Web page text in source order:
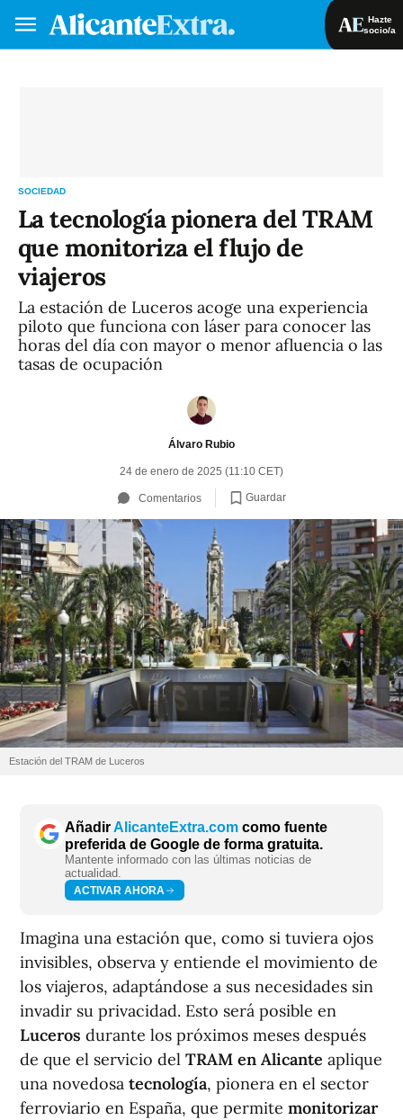
Hazte
socio/a
SOCIEDAD
La tecnología pionera del TRAM
que monitoriza el flujo de
viajeros
La estación de Luceros acoge una experiencia
piloto que funciona con láser para conocer las
horas del día con mayor o menor afluencia o las
tasas de ocupación
Álvaro Rubio
24 de enero de 2025 (11:10 CET)
Comentarios Guardar
Estación del TRAM de Luceros
AñadirAlicanteExtra.com como fuente
preferida de Google de forma gratuita.
Mantente informado con las últimas noticias de
actualidad.
ACTIVAR AHORA
Imagina una estación que, como si tuviera ojos
invisibles, observa y entiende el movimiento de
los viajeros, adaptándose a sus necesidades sin
invadir su privacidad. Esto será posible en
Luceros durante los próximos meses después
de que el servicio del TRAM en Alicante aplique
una novedosa tecnología, pionera en el sector
ferroviario en España, que permite monitorizar